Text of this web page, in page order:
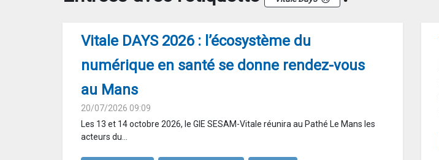
Vitale DAYS 2026 : l’écosystème du
numérique en santé se donne rendez-vous
au Mans
20/07/2026 09:09
Les 13 et 14 octobre 2026, le GIE SESAM-Vitale réunira au Pathé Le Mans les
acteurs du...